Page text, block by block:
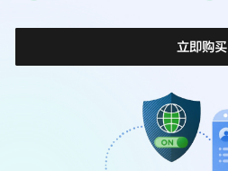
立即购买